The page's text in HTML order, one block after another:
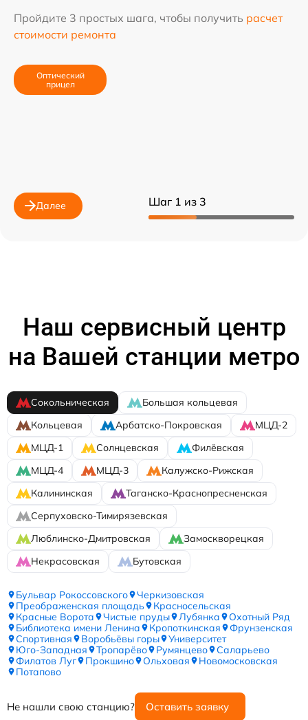
Шаг 1 из 3
Пройдите 3 простых шага, чтобы получить расчет
стоимости ремонта
Оптический
прицел
Далее
Наш сервисный центр
на Вашей станции метро
Сокольническая
Большая кольцевая
Кольцевая
Арбатско-Покровская
МЦД-2
МЦД-1
Солнцевская
Филёвская
МЦД-4
МЦД-3
Калужско-Рижская
Калининская
Таганско-Краснопресненская
Серпуховско-Тимирязевская
Люблинско-Дмитровская
Замоскворецкая
Некрасовская
Бутовская
Бульвар Рокоссовского
Черкизовская
Преображенская площадь
Красносельская
Красные Ворота
Чистые пруды Лубянка
Охотный Ряд
Библиотека имени Ленина
Кропоткинская
Фрунзенская
Спортивная
Воробьёвы горы
Университет
Юго-Западная
Тропарёво Румянцево
Саларьево
Филатов Луг
Прокшино Ольховая
Новомосковская
Потапово
Не нашли свою станцию? Оставить заявку